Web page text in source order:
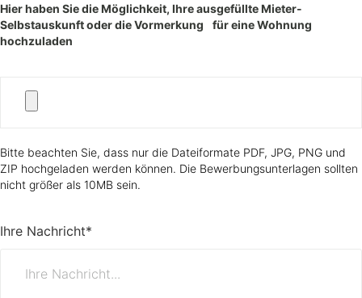
Hier haben Sie die Möglichkeit, Ihre ausgefüllte Mieter-
Selbstauskunft oder die Vormerkung für eine Wohnung
hochzuladen
Bitte beachten Sie, dass nur die Dateiformate PDF, JPG, PNG und
ZIP hochgeladen werden können. Die Bewerbungsunterlagen sollten
nicht größer als 10MB sein.
Ihre Nachricht*